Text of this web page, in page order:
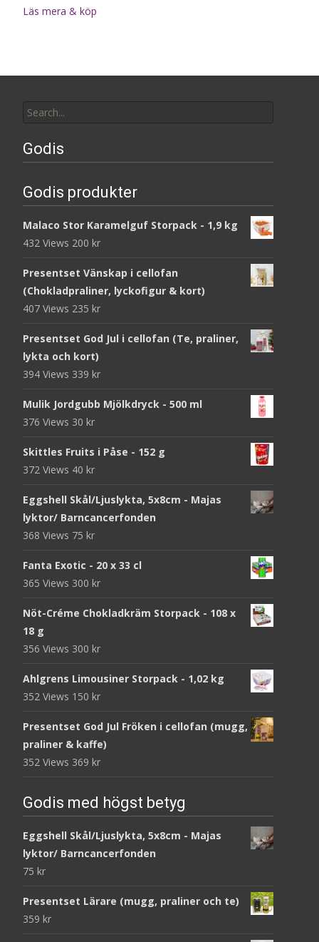
Läs mera & köp
for:
Godis
Godis produkter
Malaco Stor Karamelguf Storpack - 1,9 kg
432 Views 200 kr
Presentset Vänskap i cellofan
(Chokladpraliner, lyckofigur & kort)
407 Views 235 kr
Presentset God Jul i cellofan (Te, praliner,
lykta och kort)
394 Views 339 kr
Mulik Jordgubb Mjölkdryck - 500 ml
376 Views 30 kr
Skittles Fruits i Påse - 152 g
372 Views 40 kr
Eggshell Skål/Ljuslykta, 5x8cm - Majas
lyktor/ Barncancerfonden
368 Views 75 kr
Fanta Exotic - 20 x 33 cl
365 Views 300 kr
Nöt-Créme Chokladkräm Storpack - 108 x
18 g
356 Views 300 kr
Ahlgrens Limousiner Storpack - 1,02 kg
352 Views 150 kr
Presentset God Jul Fröken i cellofan (mugg,
praliner & kaffe)
352 Views 369 kr
Godis med högst betyg
Eggshell Skål/Ljuslykta, 5x8cm - Majas
lyktor/ Barncancerfonden
75 kr
Presentset Lärare (mugg, praliner och te)
359 kr